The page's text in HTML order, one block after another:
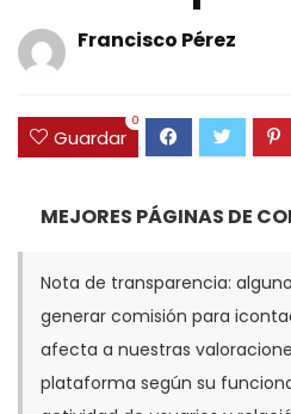
Francisco Pérez
Guardar
0
MEJORES PÁGINAS DE
Nota de transparencia:
generar comisión para
afecta a nuestras
plataforma según su